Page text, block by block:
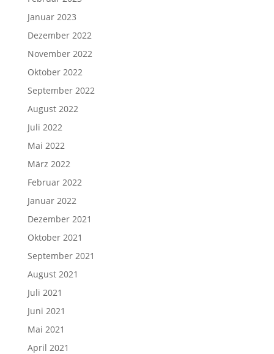
Januar 2023
Dezember 2022
November 2022
Oktober 2022
September 2022
August 2022
Juli 2022
Mai 2022
März 2022
Februar 2022
Januar 2022
Dezember 2021
Oktober 2021
September 2021
August 2021
Juli 2021
Juni 2021
Mai 2021
April 2021